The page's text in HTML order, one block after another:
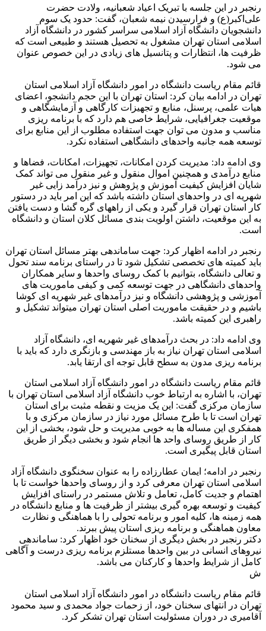
رنجبر در این جلسه با تبریک اعیاد شعبانیه، ولادت حضرت
علی‌اکبر(ع) و فرارسیدن نیمه شعبان، گفت: حدود یک سوم
دانشجویان دانشگاه آزاد اسلامی سراسر کشور در دانشگاه آزاد
اسلامی استان تهران مشغول به تحصیل هستند و طبیعی است که
ظرفیت ها، انتظارات و پتانسیل های زیادی در این خصوص عنوان
می شود.
قائم مقام ریاست دانشگاه در امور دانشگاه آزاد اسلامی استان
تهران در ادامه بیان کرد: استان تهران با این حجم دانشجو، اعضای
هیات علمی، پرسنل، منابع و تجهیزات کارگاهی و آزمایشگاهی و
موقعیت جغرافیایی، شرایط خاصی هم دارد که با برنامه ریزی
مناسب و مدون می توان جهت استفاده مطلوب از این منابع برای
توسعه همه جانبه واحدهای دانشگاهی استفاده نکرد.
وی ادامه داد: مدیریت کردن امکانات، تجهیزات، امکانات، فضاها و
منابع درآمدی و همچنین اموال منقول و غیر منقول می تواند کمک
شایان افزایش کیفیت آموزش و پژوهش و نیز درآمد زایی غیر
شهریه ای در واحدهای استان داشته باشد که این امر باید در دستور
کار استان تهران قرار گیرد و یکی از راههای گره گشا و دست یافتن
به این موقعیت، داشتن اولویت بندی مسائل کلان استان و دانشگاه
است.
رنجبر در ادامه اظهار کرد: جهت ساماندهی بهتر مسائل استان تهران
باید کمیته های تخصصی تشکیل شود تا در راستای برنامه سند تحول
و تعالی دانشگاه، بتوانیم با کمک روسای واحدها و سایر همکاران
واحدهای دانشگاهی در جهت توسعه کمی و کیفی ماموریت های
آموزشی و پژوهشی دانشگاه و نیز درآمدهای غیر شهریه ای کوشا
باشیم و در حقیقت ماموریت اصلی استان تهران میتواند تشکیل و
راهبری این کمیته باشد.
وی ادامه داد: در بحث درآمدهای غیر شهریه ای، دانشگاه آزاد
اسلامی استان تهران نیاز به باز مهندسی و بازنگری دارد که باید با
برنامه ریزی مدون به سطح قابل توجه ای ارتقا یابد.
قائم مقام ریاست دانشگاه در امور دانشگاه آزاد اسلامی استان
تهران، با اشاره به ارتباط خوب دانشگاه آزاد اسلامی استان تهران با
سازمان مرکزی گفت: این یک مزیت و نقطه مثبت برای استان
تهران است تا با طرح مسائل مورد نیاز در سازمان مرکزی و با
همفکری این مساله ها به خوبی مدیریت و حل شود، بخشی از این
کار از طریق روسای واحد ها انجام شود و بخشی دیگر از طریق
استان قابل پیگیری است.
رنجبر در ادامه؛ ایمان عطارزاده را به عنوان سخنگوی دانشگاه آزاد
اسلامی استان تهران معرفی کرد و از روسای واحدها خواست تا با
اهتمام و جدیت کامل، تعامل و تلاش مستمر در راستای افزایش
کیفیت و توسعه بهره گیری بیشتر از ظرفیت ها و منابع دانشگاه در
همه زمینه ها، کلیه امور و برنامه تحولی را با هماهنگی و نظارت
معاون هماهنگی و برنامه ریزی استان پیش ببرند.
دکتر رنجبر در بخش دیگری از سخنان خود اظهار کرد: ساماندهی
نیروهای انسانی در بین واحدها مستلزم برنامه ریزی درست و آگاهی
کامل از شرایط واحدها و کارکنان می باشد.
ش
قائم مقام ریاست دانشگاه در امور دانشگاه آزاد اسلامی استان
تهران در انتهای سخنان خود، از زحمات جواد محمدی و سید محمود
آقامیری در دوران مسئولیت استان تهران تشکر کرد.